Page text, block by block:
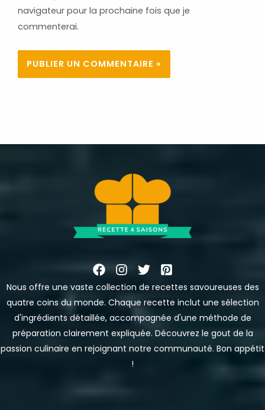
navigateur pour la prochaine fois que je
commenterai.
Nous offre une vaste collection de recettes savoureuses des
quatre coins du monde. Chaque recette inclut une sélection
d'ingrédients détaillée, accompagnée d'une méthode de
préparation clairement expliquée. Découvrez le gout de la
passion culinaire en rejoignant notre communauté. Bon appétit
!